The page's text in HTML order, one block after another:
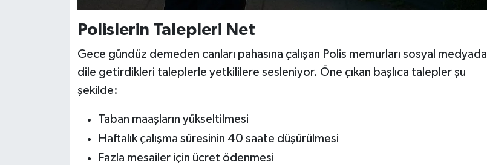
Polislerin Talepleri Net
Gece gündüz demeden canları pahasına çalışan Polis memurları sosyal medyada
dile getirdikleri taleplerle yetkililere sesleniyor. Öne çıkan başlıca talepler şu
şekilde:
Taban maaşların yükseltilmesi
Haftalık çalışma süresinin 40 saate düşürülmesi
Fazla mesailer için ücret ödenmesi